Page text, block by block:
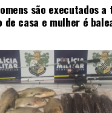
são executados
de casa e mulher é